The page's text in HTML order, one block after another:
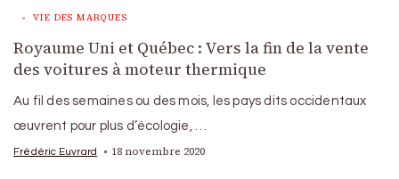
VIE DES MARQUES
Royaume Uni et Québec : Vers la fin de la vente
des voitures à moteur thermique
Au fil des semaines ou des mois, les pays dits occidentaux
œuvrent pour plus d’écologie, …
Frédéric Euvrard 18 novembre 2020